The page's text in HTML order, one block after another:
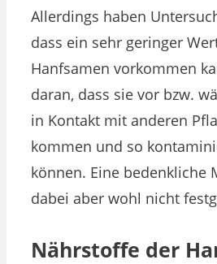
Allerdings haben
dass ein sehr geringer
Hanfsamen vorkommen
daran, dass sie vor bzw.
in Kontakt mit anderen
kommen und so
können. Eine bedenkliche
dabei aber wohl nicht
Nährstoffe der